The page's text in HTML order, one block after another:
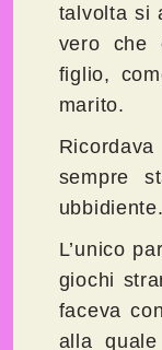
talvolta si
vero che
figlio,
marito.
sempre
ubbidiente.
L’unico
giochi
faceva
alla